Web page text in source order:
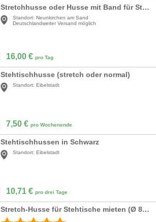
Stretchhusse oder Husse mit Band für Stehtische mit Ø=70-80cm, weiß schwarz und viele andere Farben
Standort: Neunkirchen am Sand
Deutschlandweiter Versand möglich
16,00 € pro Tag
Stehtischhusse (stretch oder normal)
Standort: Eibelstadt
7,50 € pro Wochenende
Stehtischhussen in Schwarz
Standort: Eibelstadt
10,71 € pro drei Tage
Stretch-Husse für Stehtische mieten (Ø 80 cm) – Weiß, Schwarz oder Rot inkl. Reinigung